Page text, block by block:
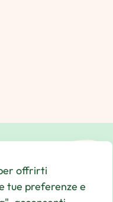
offrirti
tue preferenze e